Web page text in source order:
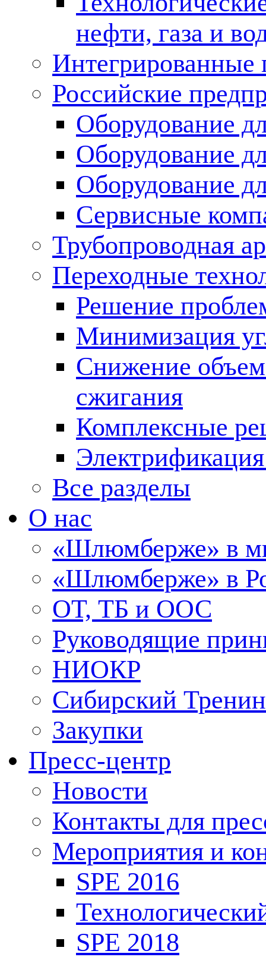
нефти, газа и
Российские
Оборудование
Оборудование
Оборудование
Сервисные
Трубопроводная
Переходные
Решение
Минимизация
Снижение
сжигания
Комплексные
Все разделы
О нас
«Шлюмберже» в
«Шлюмберже» в
ОТ, ТБ и ООС
Руководящие
НИОКР
Сибирский
Закупки
Пресс-центр
Новости
Контакты для
Мероприятия и
SPE 2016
SPE 2018